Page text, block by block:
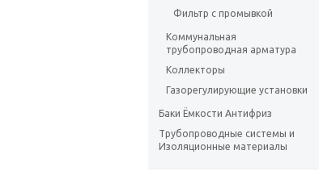
Фильтр с промывкой
Коммунальная
трубопроводная арматура
Коллекторы
Газорегулирующие установки
Баки Ёмкости Антифриз
Трубопроводные системы и
Изоляционные материалы